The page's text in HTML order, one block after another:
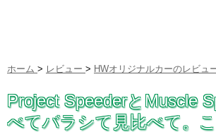
ホーム > レビュー > HWオリジナルカーのレビュ
Project SpeederとMuscle
べてバラシて見比べて。